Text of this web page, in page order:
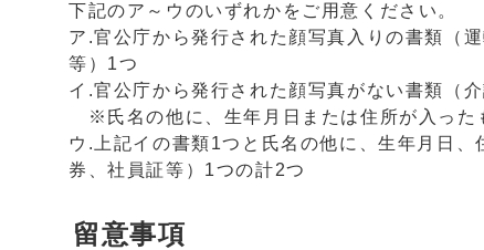
下記のア～ウのいずれかをご用意ください。
ア.官公庁から発行された顔写真入りの書類（
等）1つ
イ.官公庁から発行された顔写真がない書類（
※氏名の他に、生年月日または住所が入った
ウ.上記イの書類1つと氏名の他に、生年月日
券、社員証等）1つの計2つ
留意事項